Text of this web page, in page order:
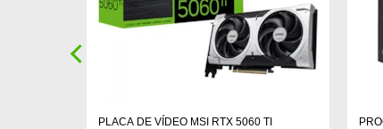
PLACA DE VÍDEO MSI RTX 5060 TI